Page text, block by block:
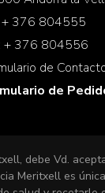
+ 376 804555
+ 376 804556
de
de
debe Vd.
Meritxell es